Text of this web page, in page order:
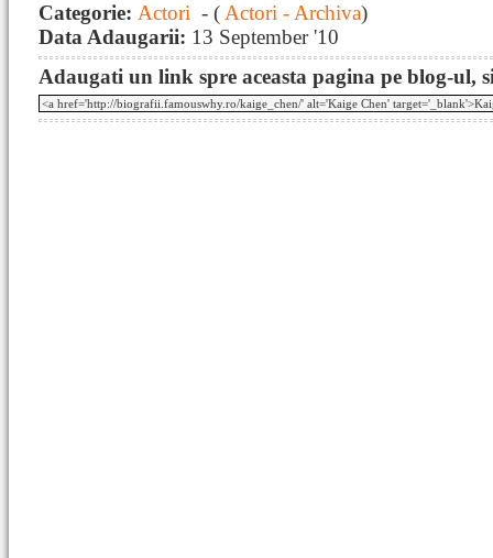
Categorie: Actori - ( Actori - Archiva)
Data Adaugarii: 13 September '10
Adaugati un link spre aceasta pagina pe blog-ul,